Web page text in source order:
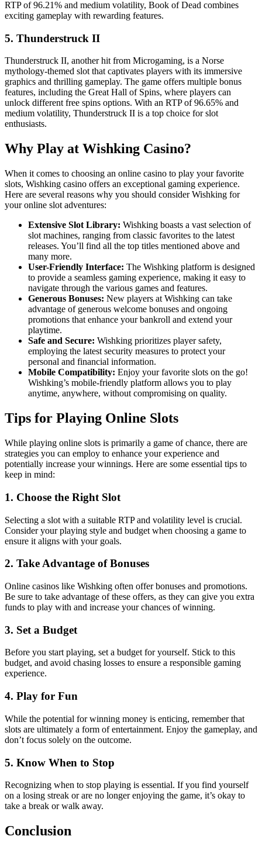
RTP of 96.21% and medium volatility, Book of Dead combines
exciting gameplay with rewarding features.
5. Thunderstruck II
Thunderstruck II, another hit from Microgaming, is a Norse
mythology-themed slot that captivates players with its immersive
graphics and thrilling gameplay. The game offers multiple bonus
features, including the Great Hall of Spins, where players can
unlock different free spins options. With an RTP of 96.65% and
medium volatility, Thunderstruck II is a top choice for slot
enthusiasts.
Why Play at Wishking Casino?
When it comes to choosing an online casino to play your favorite
slots, Wishking casino offers an exceptional gaming experience.
Here are several reasons why you should consider Wishking for
your online slot adventures:
Extensive Slot Library: Wishking boasts a vast selection of
slot machines, ranging from classic favorites to the latest
releases. You’ll find all the top titles mentioned above and
many more.
User-Friendly Interface: The Wishking platform is designed
to provide a seamless gaming experience, making it easy to
navigate through the various games and features.
Generous Bonuses: New players at Wishking can take
advantage of generous welcome bonuses and ongoing
promotions that enhance your bankroll and extend your
playtime.
Safe and Secure: Wishking prioritizes player safety,
employing the latest security measures to protect your
personal and financial information.
Mobile Compatibility: Enjoy your favorite slots on the go!
Wishking’s mobile-friendly platform allows you to play
anytime, anywhere, without compromising on quality.
Tips for Playing Online Slots
While playing online slots is primarily a game of chance, there are
strategies you can employ to enhance your experience and
potentially increase your winnings. Here are some essential tips to
keep in mind:
1. Choose the Right Slot
Selecting a slot with a suitable RTP and volatility level is crucial.
Consider your playing style and budget when choosing a game to
ensure it aligns with your goals.
2. Take Advantage of Bonuses
Online casinos like Wishking often offer bonuses and promotions.
Be sure to take advantage of these offers, as they can give you extra
funds to play with and increase your chances of winning.
3. Set a Budget
Before you start playing, set a budget for yourself. Stick to this
budget, and avoid chasing losses to ensure a responsible gaming
experience.
4. Play for Fun
While the potential for winning money is enticing, remember that
slots are ultimately a form of entertainment. Enjoy the gameplay, and
don’t focus solely on the outcome.
5. Know When to Stop
Recognizing when to stop playing is essential. If you find yourself
on a losing streak or are no longer enjoying the game, it’s okay to
take a break or walk away.
Conclusion